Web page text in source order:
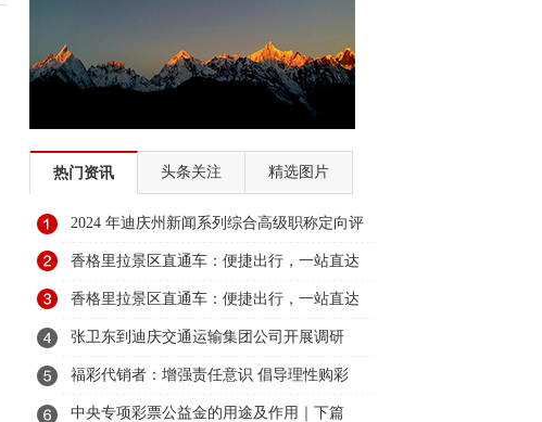
热门资讯 头条关注 精选图片
2024 年迪庆州新闻系列综合高级职称定向评
审通过人员名单公示
香格里拉景区直通车：便捷出行，一站直达
美景
香格里拉景区直通车：便捷出行，一站直达
美景
张卫东到迪庆交通运输集团公司开展调研
福彩代销者：增强责任意识 倡导理性购彩
中央专项彩票公益金的用途及作用｜下篇